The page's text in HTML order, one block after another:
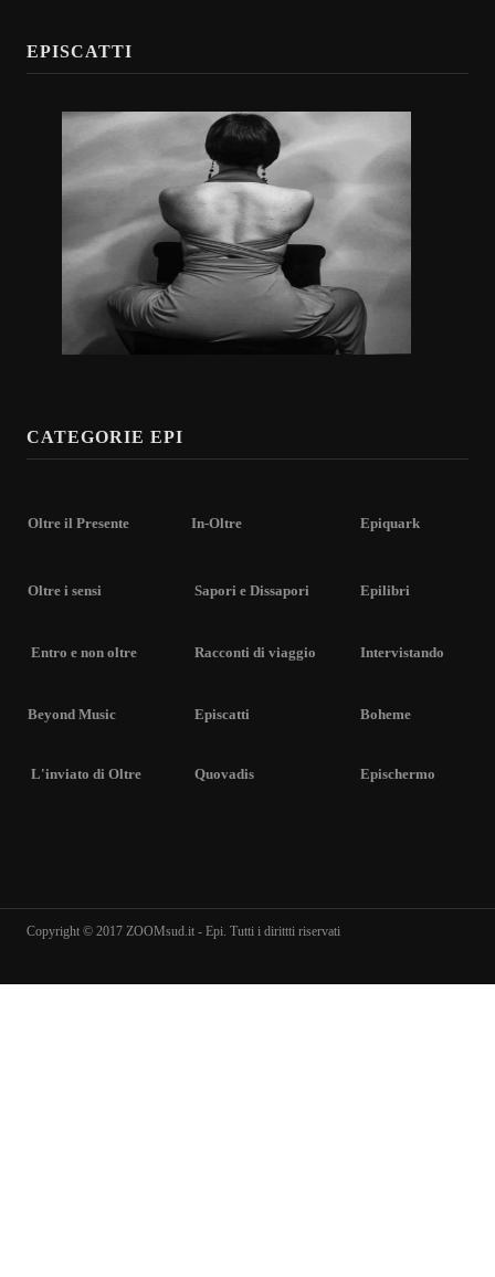
EPISCATTI
CATEGORIE EPI
Oltre il Presente In-Oltre Epiquark
Oltre i sensi Sapori e Dissapori Epilibri
Entro e non oltre Racconti di viaggio Intervistando
Beyond Music Episcatti Boheme
L'inviato di Oltre Quovadis Epischermo
Copyright © 2017 ZOOMsud.it - Epi. Tutti i dirittti riservati